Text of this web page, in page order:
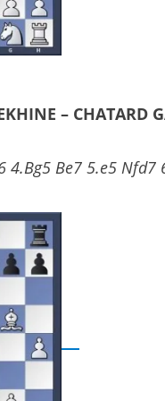
– CHATARD
4.Bg5 Be7 5.e5 Nfd7